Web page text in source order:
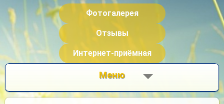
Фотогалерея
Отзывы
Интернет-приёмная
Меню